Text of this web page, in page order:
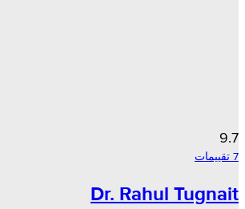
9.7
Dr. Rahul Tugnait